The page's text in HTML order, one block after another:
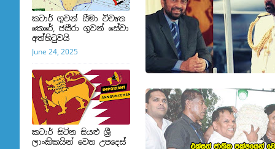
කටාර් ගුවන් සීමා විවෘත
කෙරේ, ජසීරා ගුවන් සේවා
අත්හි‍ටුවයි
June 24, 2025
කටාර් සිටින සියළු ශ්‍රී
ලාංකිකයින් වෙත උපදෙස්